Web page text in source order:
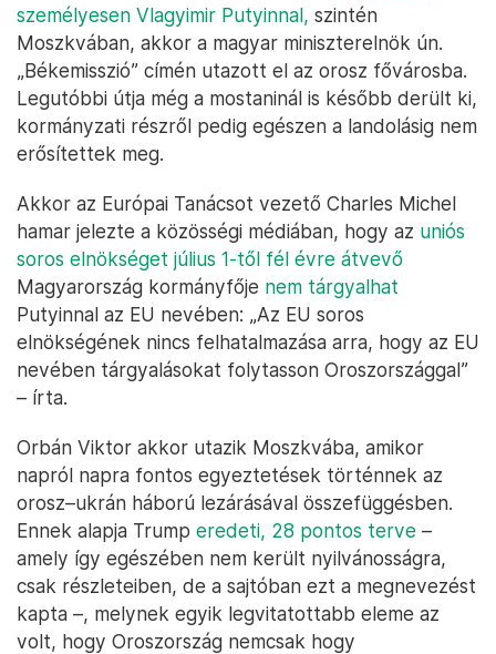
személyesen Vlagyimir Putyinnal, szintén
Moszkvában, akkor a magyar miniszterelnök ún.
„Békemisszió” címén utazott el az orosz fővárosba.
Legutóbbi útja még a mostaninál is később derült ki,
kormányzati részről pedig egészen a landolásig nem
erősítettek meg.
Akkor az Európai Tanácsot vezető Charles Michel
hamar jelezte a közösségi médiában, hogy az uniós
soros elnökséget július 1-től fél évre átvevő
Magyarország kormányfője nem tárgyalhat
Putyinnal az EU nevében: „Az EU soros
elnökségének nincs felhatalmazása arra, hogy az EU
nevében tárgyalásokat folytasson Oroszországgal”
– írta.
Orbán Viktor akkor utazik Moszkvába, amikor
napról napra fontos egyeztetések történnek az
orosz–ukrán háború lezárásával összefüggésben.
Ennek alapja Trump eredeti, 28 pontos terve –
amely így egészében nem került nyilvánosságra,
csak részleteiben, de a sajtóban ezt a megnevezést
kapta –, melynek egyik legvitatottabb eleme az
volt, hogy Oroszország nemcsak hogy